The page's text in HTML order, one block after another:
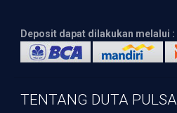
Deposit dapat dilakukan melalui :
TENTANG DUTA PULSA